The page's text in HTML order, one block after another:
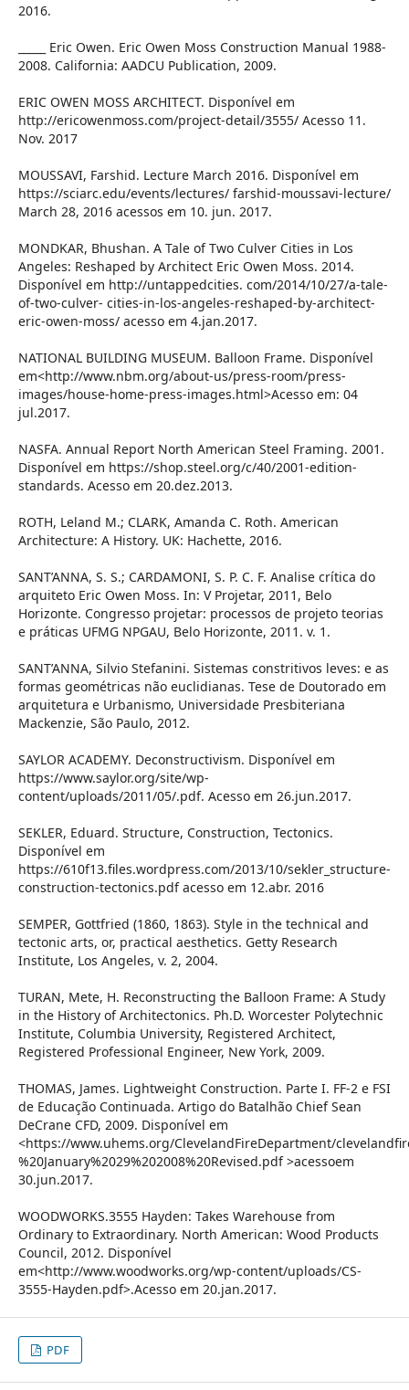
2016.
_____ Eric Owen. Eric Owen Moss Construction Manual 1988-
2008. California: AADCU Publication, 2009.
ERIC OWEN MOSS ARCHITECT. Disponível em
http://ericowenmoss.com/project-detail/3555/ Acesso 11.
Nov. 2017
MOUSSAVI, Farshid. Lecture March 2016. Disponível em
https://sciarc.edu/events/lectures/ farshid-moussavi-lecture/
March 28, 2016 acessos em 10. jun. 2017.
MONDKAR, Bhushan. A Tale of Two Culver Cities in Los
Angeles: Reshaped by Architect Eric Owen Moss. 2014.
Disponível em http://untappedcities. com/2014/10/27/a-tale-
of-two-culver- cities-in-los-angeles-reshaped-by-architect-
eric-owen-moss/ acesso em 4.jan.2017.
NATIONAL BUILDING MUSEUM. Balloon Frame. Disponível
em<http://www.nbm.org/about-us/press-room/press-
images/house-home-press-images.html>Acesso em: 04
jul.2017.
NASFA. Annual Report North American Steel Framing. 2001.
Disponível em https://shop.steel.org/c/40/2001-edition-
standards. Acesso em 20.dez.2013.
ROTH, Leland M.; CLARK, Amanda C. Roth. American
Architecture: A History. UK: Hachette, 2016.
SANT’ANNA, S. S.; CARDAMONI, S. P. C. F. Analise crítica do
arquiteto Eric Owen Moss. In: V Projetar, 2011, Belo
Horizonte. Congresso projetar: processos de projeto teorias
e práticas UFMG NPGAU, Belo Horizonte, 2011. v. 1.
SANT’ANNA, Silvio Stefanini. Sistemas constritivos leves: e as
formas geométricas não euclidianas. Tese de Doutorado em
arquitetura e Urbanismo, Universidade Presbiteriana
Mackenzie, São Paulo, 2012.
SAYLOR ACADEMY. Deconstructivism. Disponível em
https://www.saylor.org/site/wp-
content/uploads/2011/05/.pdf. Acesso em 26.jun.2017.
SEKLER, Eduard. Structure, Construction, Tectonics.
Disponível em
https://610f13.files.wordpress.com/2013/10/sekler_structure-
construction-tectonics.pdf acesso em 12.abr. 2016
SEMPER, Gottfried (1860, 1863). Style in the technical and
tectonic arts, or, practical aesthetics. Getty Research
Institute, Los Angeles, v. 2, 2004.
TURAN, Mete, H. Reconstructing the Balloon Frame: A Study
in the History of Architectonics. Ph.D. Worcester Polytechnic
Institute, Columbia University, Registered Architect,
Registered Professional Engineer, New York, 2009.
THOMAS, James. Lightweight Construction. Parte I. FF-2 e FSI
de Educação Continuada. Artigo do Batalhão Chief Sean
DeCrane CFD, 2009. Disponível em
<https://www.uhems.org/ClevelandFireDepartment/
%20January%2029%202008%20Revised.pdf >acessoem
30.jun.2017.
WOODWORKS.3555 Hayden: Takes Warehouse from
Ordinary to Extraordinary. North American: Wood Products
Council, 2012. Disponível
em<http://www.woodworks.org/wp-content/uploads/CS-
3555-Hayden.pdf>.Acesso em 20.jan.2017.
PDF